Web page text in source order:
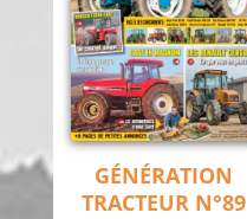
GÉNÉRATION
TRACTEUR N°89